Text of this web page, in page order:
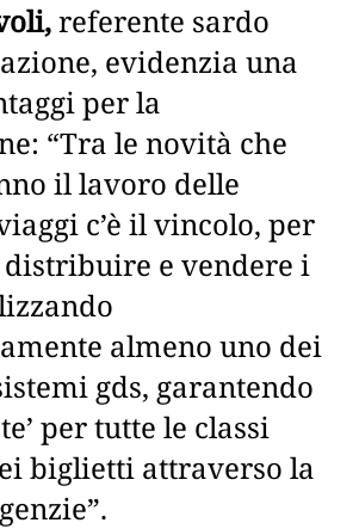
referente sardo
evidenzia una
per la
“Tra le novità che
il lavoro delle
c’è il vincolo, per
e vendere i
almeno uno dei
gds, garantendo
per tutte le classi
biglietti attraverso la